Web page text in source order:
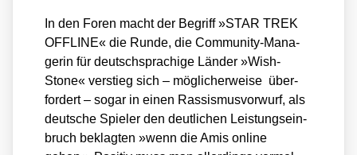
In den Foren macht der Begriff »STAR TREK
OFFLINE« die Run­de, die Com­mu­ni­ty-Mana­
ge­rin für deutsch­spra­chi­ge Län­der »Wish­
Stone« ver­stieg sich – mög­li­cher­wei­se über­
for­dert – sogar in einen Ras­sis­mus­vor­wurf, als
deut­sche Spie­ler den deut­li­chen Leis­tungs­ein­
bruch beklag­ten »wenn die Amis online